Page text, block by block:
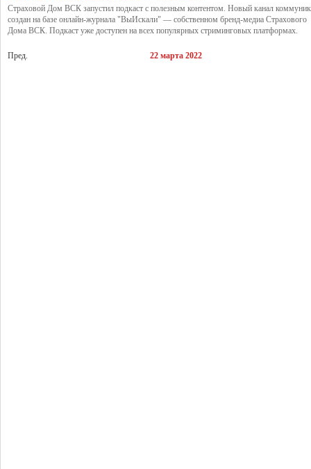
Страховой Дом ВСК запустил подкаст с полезным контентом. Новый канал
создан на базе онлайн-журнала "ВыИскали" — собственном бренд-медиа Страхового
Дома ВСК. Подкаст уже доступен на всех популярных стриминговых платформах.
Пред. 22 марта 2022